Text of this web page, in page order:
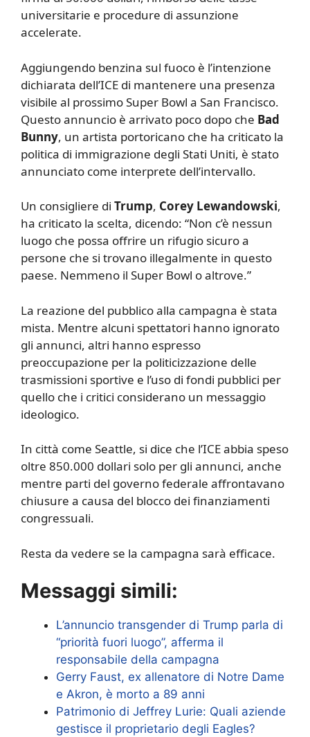
universitarie e procedure di assunzione
accelerate.
Aggiungendo benzina sul fuoco è l’intenzione
dichiarata dell’ICE di mantenere una presenza
visibile al prossimo Super Bowl a San Francisco.
Questo annuncio è arrivato poco dopo che Bad
Bunny, un artista portoricano che ha criticato la
politica di immigrazione degli Stati Uniti, è stato
annunciato come interprete dell’intervallo.
Un consigliere di Trump, Corey Lewandowski,
ha criticato la scelta, dicendo: “Non c’è nessun
luogo che possa offrire un rifugio sicuro a
persone che si trovano illegalmente in questo
paese. Nemmeno il Super Bowl o altrove.”
La reazione del pubblico alla campagna è stata
mista. Mentre alcuni spettatori hanno ignorato
gli annunci, altri hanno espresso
preoccupazione per la politicizzazione delle
trasmissioni sportive e l’uso di fondi pubblici per
quello che i critici considerano un messaggio
ideologico.
In città come Seattle, si dice che l’ICE abbia speso
oltre 850.000 dollari solo per gli annunci, anche
mentre parti del governo federale affrontavano
chiusure a causa del blocco dei finanziamenti
congressuali.
Resta da vedere se la campagna sarà efficace.
Messaggi simili:
L’annuncio transgender di Trump parla di
“priorità fuori luogo”, afferma il
responsabile della campagna
Gerry Faust, ex allenatore di Notre Dame
e Akron, è morto a 89 anni
Patrimonio di Jeffrey Lurie: Quali aziende
gestisce il proprietario degli Eagles?